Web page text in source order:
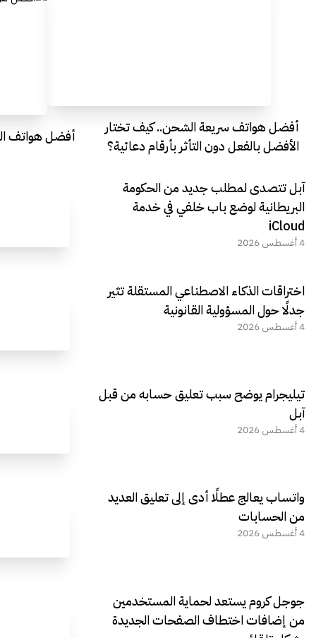
أفضل هواتف سريعة الشحن.. كيف تختار
الأفضل بالفعل دون التأثر بأرقام دعائية؟
أفضل هواتف
آبل تتصدى لمطلب جديد من الحكومة
البريطانية لوضع باب خلفي في خدمة
iCloud
4 أغسطس 2026
اختراقات الذكاء الاصطناعي المستقلة تثير
جدلًا حول المسؤولية القانونية
4 أغسطس 2026
تيليجرام يوضح سبب تعليق حسابه من قبل
آبل
4 أغسطس 2026
واتساب يعالج عطلًا أدى إلى تعليق العديد
من الحسابات
4 أغسطس 2026
جوجل كروم يستعد لحماية المستخدمين
من إضافات اختطاف الصفحات الجديدة